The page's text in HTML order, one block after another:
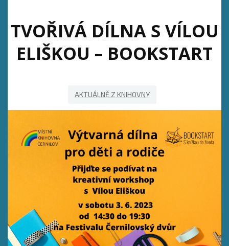
TVOŘIVÁ DÍLNA S VÍLOU
ELIŠKOU – BOOKSTART
AKTUÁLNĚ Z KNIHOVNY